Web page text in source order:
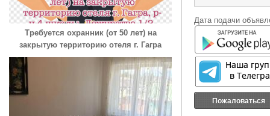
Требуется охранник (от 50 лет) на
закрытую территорию отеля г. Гагра
Дата подачи
Пожаловаться